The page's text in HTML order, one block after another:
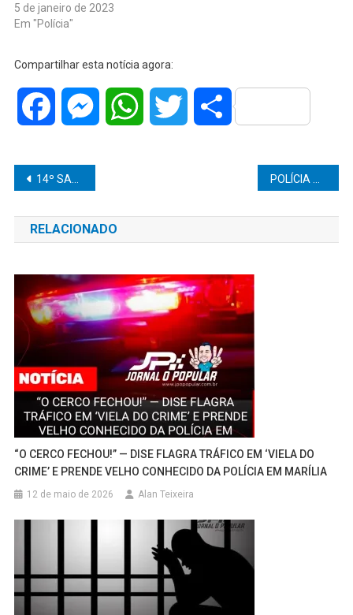
5 de janeiro de 2023
Em "Polícia"
Compartilhar esta notícia agora:
Facebook MessengerWhatsAppTwitter Share
Navegação
de
Post
14º SALÁRIO SERÁ LIBERADO APÓS A ANTECIPAÇÃO DO 13º PELO INSS? POLÍCIA MILITAR RECUPERA MOTOCICLETA FURTADA NA RODOVIA SP-294, PRÓXIMO A VERA CRUZ.
RELACIONADO
“O CERCO FECHOU!” — DISE FLAGRA TRÁFICO EM ‘VIELA DO
CRIME’ E PRENDE VELHO CONHECIDO DA POLÍCIA EM MARÍLIA
12 de maio de 2026 Alan Teixeira